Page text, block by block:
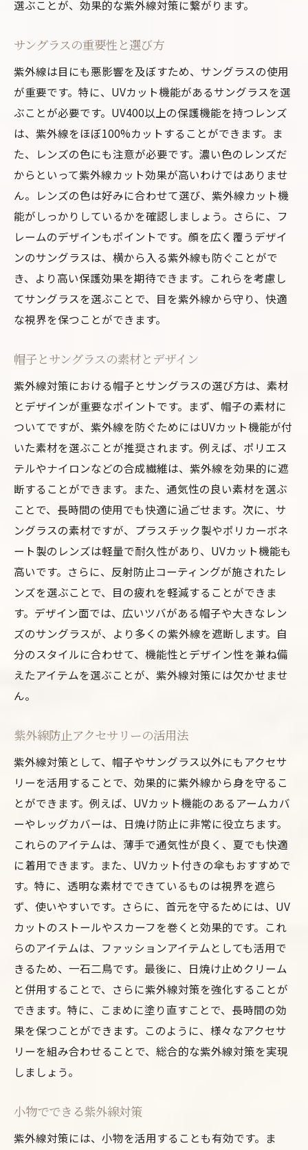
選ぶことが、効果的な紫外線対策に繋がります。
サングラスの重要性と選び方
紫外線は目にも悪影響を及ぼすため、サングラスの使用
が重要です。特に、UVカット機能があるサングラスを選
ぶことが必要です。UV400以上の保護機能を持つレンズ
は、紫外線をほぼ100%カットすることができます。ま
た、レンズの色にも注意が必要です。濃い色のレンズだ
からといって紫外線カット効果が高いわけではありませ
ん。レンズの色は好みに合わせて選び、紫外線カット機
能がしっかりしているかを確認しましょう。さらに、フ
レームのデザインもポイントです。顔を広く覆うデザイ
ンのサングラスは、横から入る紫外線も防ぐことがで
き、より高い保護効果を期待できます。これらを考慮し
てサングラスを選ぶことで、目を紫外線から守り、快適
な視界を保つことができます。
帽子とサングラスの素材とデザイン
紫外線対策における帽子とサングラスの選び方は、素材
とデザインが重要なポイントです。まず、帽子の素材に
ついてですが、紫外線を防ぐためにはUVカット機能が付
いた素材を選ぶことが推奨されます。例えば、ポリエス
テルやナイロンなどの合成繊維は、紫外線を効果的に遮
断することができます。また、通気性の良い素材を選ぶ
ことで、長時間の使用でも快適に過ごせます。次に、サ
ングラスの素材ですが、プラスチック製やポリカーボネ
ート製のレンズは軽量で耐久性があり、UVカット機能も
高いです。さらに、反射防止コーティングが施されたレ
ンズを選ぶことで、目の疲れを軽減することができま
す。デザイン面では、広いツバがある帽子や大きなレン
ズのサングラスが、より多くの紫外線を遮断します。自
分のスタイルに合わせて、機能性とデザイン性を兼ね備
えたアイテムを選ぶことが、紫外線対策には欠かせませ
ん。
紫外線防止アクセサリーの活用法
紫外線対策として、帽子やサングラス以外にもアクセサ
リーを活用することで、効果的に紫外線から身を守るこ
とができます。例えば、UVカット機能のあるアームカバ
ーやレッグカバーは、日焼け防止に非常に役立ちます。
これらのアイテムは、薄手で通気性が良く、夏でも快適
に着用できます。また、UVカット付きの傘もおすすめで
す。特に、透明な素材でできているものは視界を遮ら
ず、使いやすいです。さらに、首元を守るためには、UV
カットのストールやスカーフを巻くと効果的です。これ
らのアイテムは、ファッションアイテムとしても活用で
きるため、一石二鳥です。最後に、日焼け止めクリーム
と併用することで、さらに紫外線対策を強化することが
できます。特に、こまめに塗り直すことで、長時間の効
果を保つことができます。このように、様々なアクセサ
リーを組み合わせることで、総合的な紫外線対策を実現
しましょう。
小物でできる紫外線対策
紫外線対策には、小物を活用することも有効です。ま